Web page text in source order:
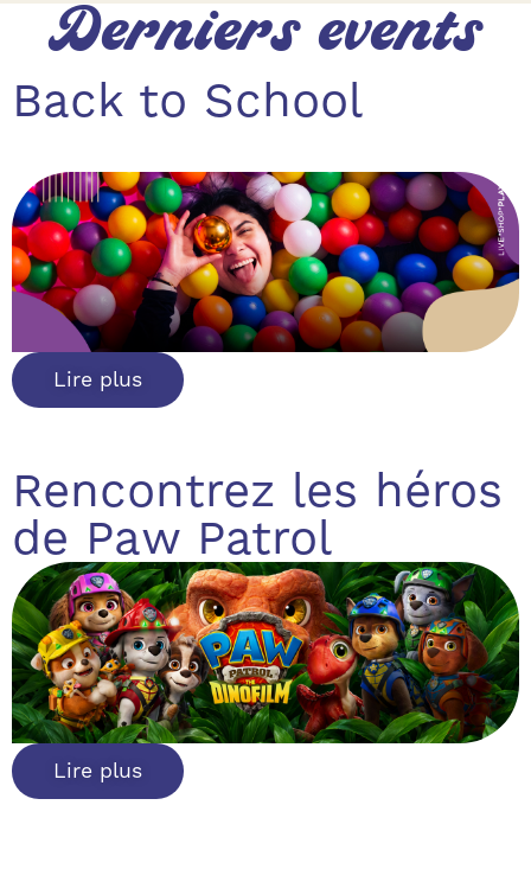
Derniers events
Back to School
Lire plus
Rencontrez les héros
de Paw Patrol
Lire plus